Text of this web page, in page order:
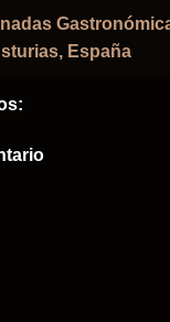
España